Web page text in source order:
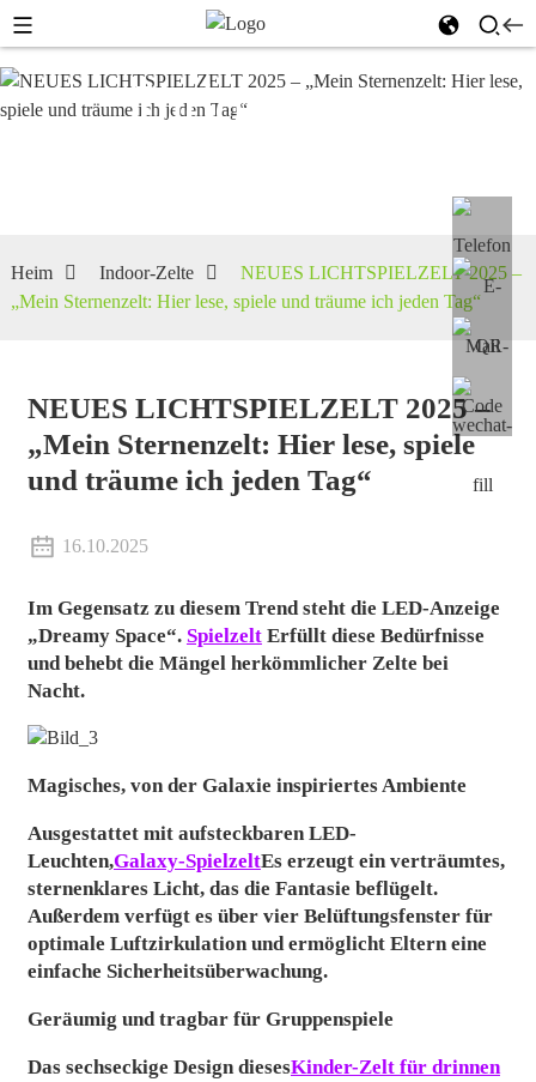
Indoor-
Heim Indoor-Zelte
NEUES LICHTSPIELZELT 2025 –
„Mein Sternenzelt: Hier lese, spiele und träume ich jeden Tag“
NEUES LICHTSPIELZELT 2025 –
„Mein Sternenzelt: Hier lese, spiele
und träume ich jeden Tag“
16.10.2025
Im Gegensatz zu diesem Trend steht die LED-Anzeige
„Dreamy Space“. SpielzeltErfüllt diese Bedürfnisse
und behebt die Mängel herkömmlicher Zelte bei
Nacht.
Magisches, von der Galaxie inspiriertes Ambiente
Ausgestattet mit aufsteckbaren LED-
Leuchten,Galaxy-SpielzeltEs erzeugt ein verträumtes,
sternenklares Licht, das die Fantasie beflügelt.
Außerdem verfügt es über vier Belüftungsfenster für
optimale Luftzirkulation und ermöglicht Eltern eine
einfache Sicherheitsüberwachung.
Geräumig und tragbar für Gruppenspiele
Das sechseckige Design diesesKinder-Zelt für drinnen